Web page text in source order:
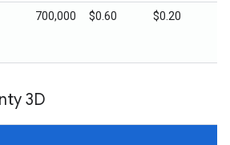
700,000 $0.60 $0.20
3D